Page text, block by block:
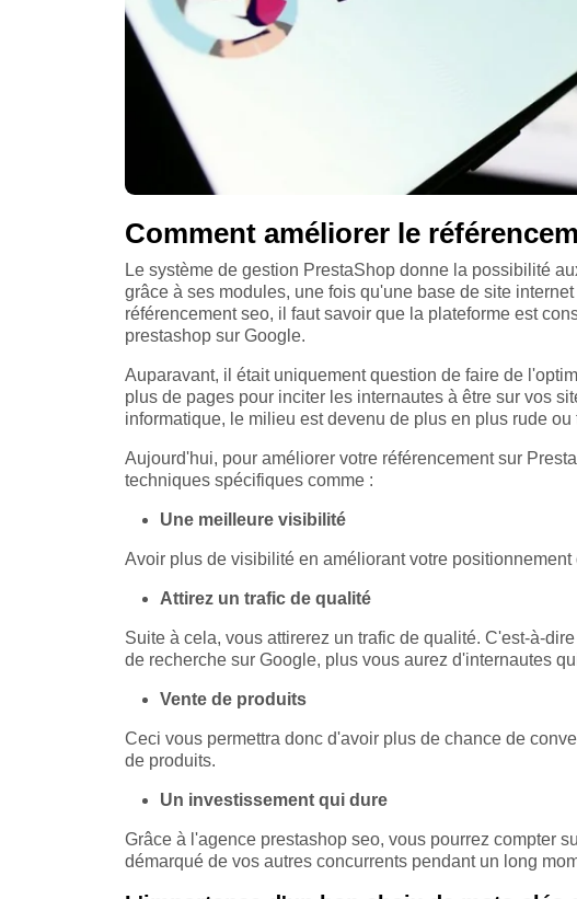
Comment améliorer le
Le système de gestion PrestaShop donne la possibilité
grâce à ses modules, une fois qu'une base de site
référencement seo, il faut savoir que la plateforme est
prestashop sur Google.
Auparavant, il était uniquement question de faire de
plus de pages pour inciter les internautes à être sur vos
informatique, le milieu est devenu de plus en plus rude
Aujourd'hui, pour améliorer votre référencement sur
techniques spécifiques comme :
Une meilleure visibilité
Avoir plus de visibilité en améliorant votre
Attirez un trafic de qualité
Suite à cela, vous attirerez un trafic de qualité. C'est-à-
de recherche sur Google, plus vous aurez d'internautes
Vente de produits
Ceci vous permettra donc d'avoir plus de chance de
de produits.
Un investissement qui dure
Grâce à l'agence prestashop seo, vous pourrez compter
démarqué de vos autres concurrents pendant un long